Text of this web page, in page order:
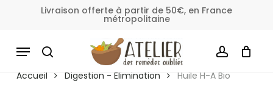
content
Livraison offerte à partir de 50€, en France
métropolitaine
SEARCH ACCOUNT
MENU panier
Accueil Digestion - Elimination Huile H-A Bio